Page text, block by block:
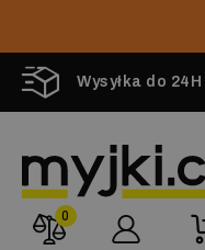
Wysyłka do 24H
0